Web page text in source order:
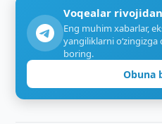
Voqealar
Eng muhim xabarlar,
yangiliklarni
boring.
Obuna